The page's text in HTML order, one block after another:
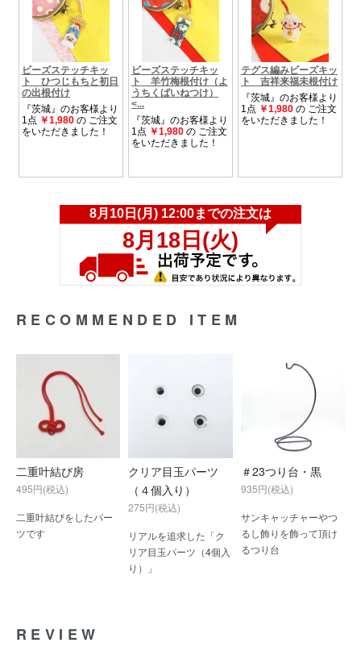
RECOMMENDED ITEM
二重叶結び房
495円(税込)
二重叶結びをしたパー
ツです
クリア目玉パーツ
（４個入り）
275円(税込)
リアルを追求した「ク
リア目玉パーツ（4個入
り）」
＃23つり台・黒
935円(税込)
サンキャッチャーやつ
るし飾りを飾って頂け
るつり台
REVIEW